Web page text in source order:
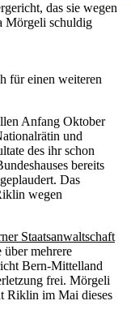
das sie wegen
Mörgeli schuldig
für einen weiteren
Anfang Oktober
und
des ihr schon
bereits
Das
wegen
Staatsanwaltschaft
über mehrere
Bern-Mittelland
frei. Mörgeli
Riklin im Mai dieses